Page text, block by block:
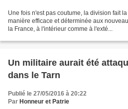
Une fois n'est pas coutume, la division fait
manière efficace et déterminée aux
la France, à l'intérieur comme à l'exté...
Un militaire aurait été
dans le Tarn
Publié le 27/05/2016 à 20:22
Par Honneur et Patrie